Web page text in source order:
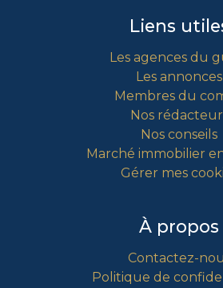
Liens
Les agences du
Les annonces
Membres du
Nos
Nos conseils
Marché immobilier
Gérer mes
À propos
Contactez-
Politique de